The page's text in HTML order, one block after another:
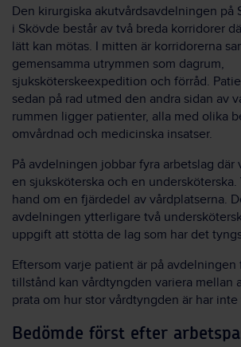
Den kirurgiska akutvårdsavdelningen på
i Skövde består av två breda korridorer
lätt kan mötas. I mitten är korridorerna
gemensamma utrymmen som dagrum,
sjuksköterskeexpedition och förråd.
sedan på rad utmed den andra sidan av
rummen ligger patienter, alla med olika
omvårdnad och medicinska insatser.
På avdelningen jobbar fyra arbetslag där
en sjuksköterska och en
hand om en fjärdedel av vårdplatserna.
avdelningen ytterligare två
uppgift att stötta de lag som har det
Eftersom varje patient är på avdelningen
tillstånd kan vårdtyngden variera mellan
prata om hur stor vårdtyngden är har
Bedömde först efter